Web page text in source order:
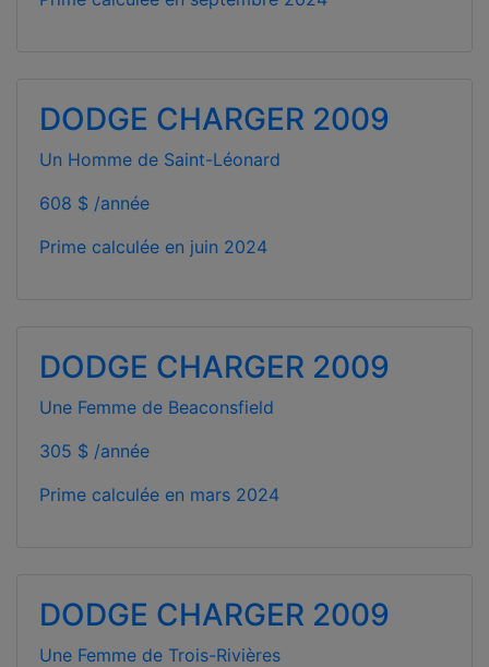
DODGE CHARGER 2009
Un Homme de Saint-Léonard
608 $ /année
Prime calculée en juin 2024
DODGE CHARGER 2009
Une Femme de Beaconsfield
305 $ /année
Prime calculée en mars 2024
DODGE CHARGER 2009
Une Femme de Trois-Rivières